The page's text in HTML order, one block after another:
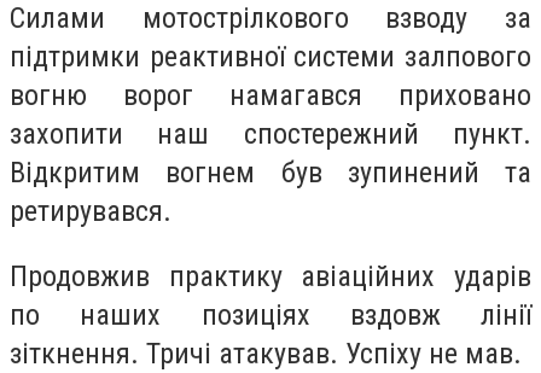
Силами мотострілкового взводу за
підтримки реактивної системи залпового
вогню ворог намагався приховано
захопити наш спостережний пункт.
Відкритим вогнем був зупинений та
ретирувався.
Продовжив практику авіаційних ударів
по наших позиціях вздовж лінії
зіткнення. Тричі атакував. Успіху не мав.